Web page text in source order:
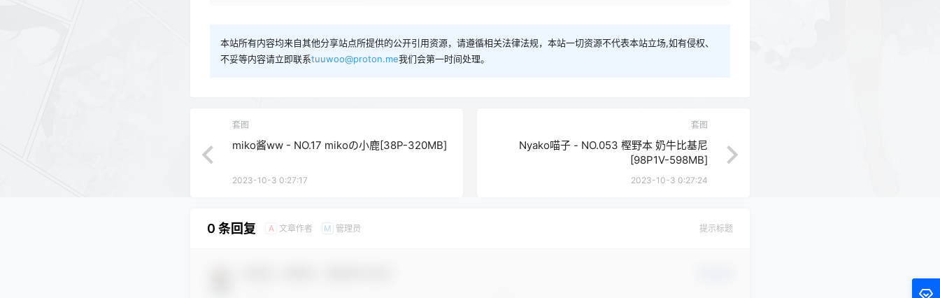
本站所有内容均来自其他分享站点所提供的公开引用资源，请遵循相关法律法规，本站一切资源不代表本站立场,如有侵权、
不妥等内容请立即联系tuuwoo@proton.me我们会第一时间处理。
套图
miko酱ww - NO.17 mikoの小鹿[38P-320MB]
2023-10-3 0:27:17
套图
Nyako喵子 - NO.053 樫野本 奶牛比基尼
[98P1V-598MB]
2023-10-3 0:27:24
0 条回复 A 文章作者 M 管理员 提示标题